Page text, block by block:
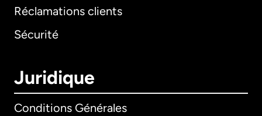
Réclamations clients
Sécurité
Juridique
Conditions Générales